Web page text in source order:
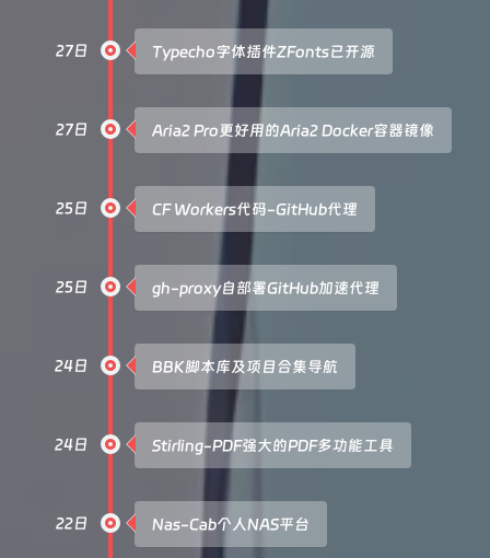
27日 Typecho字体插件ZFonts已开源
27日 Aria2 Pro更好用的Aria2 Docker容器镜像
25日 CF Workers代码-GitHub代理
25日 gh-proxy自部署GitHub加速代理
24日 BBK脚本库及项目合集导航
24日 Stirling-PDF强大的PDF多功能工具
22日 Nas-Cab个人NAS平台